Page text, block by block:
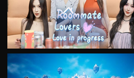
VIEW